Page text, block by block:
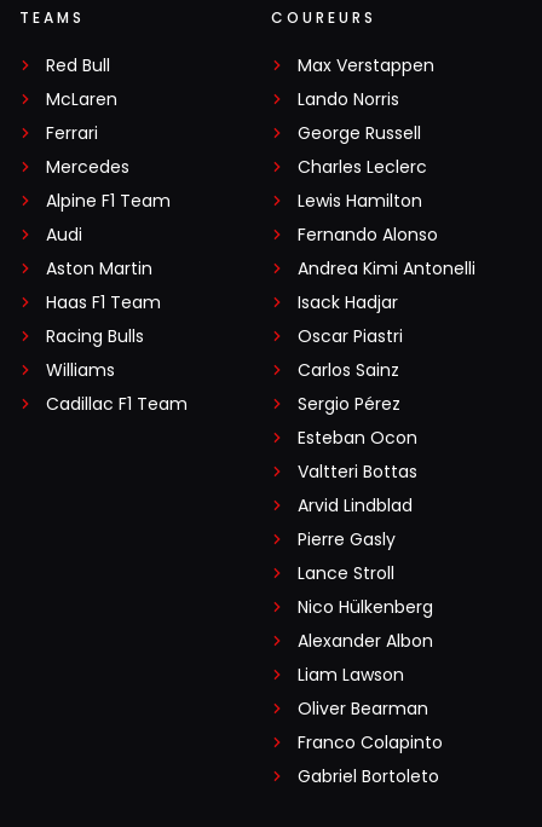
TEAMS
Red Bull
McLaren
Ferrari
Mercedes
Alpine F1 Team
Audi
Aston Martin
Haas F1 Team
Racing Bulls
Williams
Cadillac F1 Team
COUREURS
Max Verstappen
Lando Norris
George Russell
Charles Leclerc
Lewis Hamilton
Fernando Alonso
Andrea Kimi Antonelli
Isack Hadjar
Oscar Piastri
Carlos Sainz
Sergio Pérez
Esteban Ocon
Valtteri Bottas
Arvid Lindblad
Pierre Gasly
Lance Stroll
Nico Hülkenberg
Alexander Albon
Liam Lawson
Oliver Bearman
Franco Colapinto
Gabriel Bortoleto